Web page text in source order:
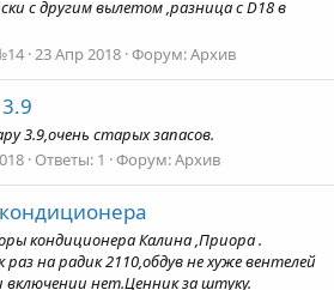
с другим вылетом ,разница с D18 в
23 Апр 2018 Форум:Архив
3.9,очень старых запасов.
Ответы: 1 Форум:Архив
кондиционера Калина ,Приора .
на радик 2110,обдув не хуже вентелей
включении нет.Ценник за штуку.